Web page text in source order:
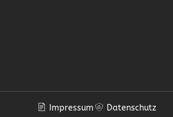
Impressum Datenschutz